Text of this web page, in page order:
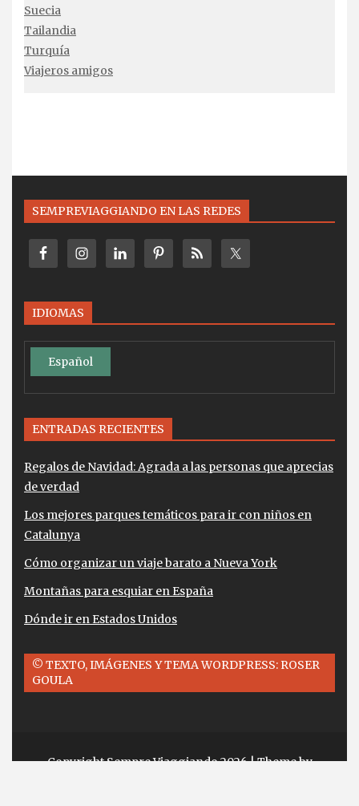
Suecia
Tailandia
Turquía
Viajeros amigos
SEMPREVIAGGIANDO EN LAS REDES
IDIOMAS
Español
ENTRADAS RECIENTES
Regalos de Navidad: Agrada a las personas que aprecias
de verdad
Los mejores parques temáticos para ir con niños en
Catalunya
Cómo organizar un viaje barato a Nueva York
Montañas para esquiar en España
Dónde ir en Estados Unidos
© TEXTO, IMÁGENES Y TEMA WORDPRESS: ROSER
GOULA
Copyright Sempre Viaggiando 2026| Theme by